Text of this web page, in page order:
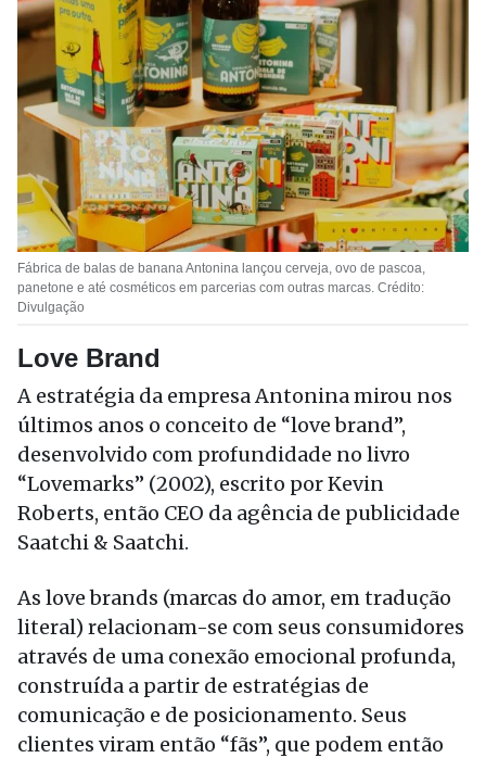
Fábrica de balas de banana Antonina lançou cerveja, ovo de pascoa,
panetone e até cosméticos em parcerias com outras marcas. Crédito:
Divulgação
Love Brand
A estratégia da empresa Antonina mirou nos
últimos anos o conceito de “love brand”,
desenvolvido com profundidade no livro
“Lovemarks” (2002), escrito por Kevin
Roberts, então CEO da agência de publicidade
Saatchi & Saatchi.
As love brands (marcas do amor, em tradução
literal) relacionam-se com seus consumidores
através de uma conexão emocional profunda,
construída a partir de estratégias de
comunicação e de posicionamento. Seus
clientes viram então “fãs”, que podem então